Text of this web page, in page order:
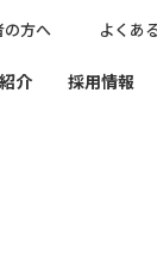
の方へ よくあ
介 採用情報